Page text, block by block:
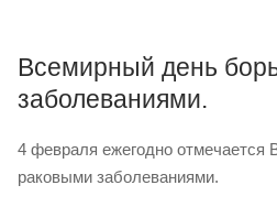
Всемирный день
заболеваниями.
4 февраля ежегодно
раковыми заболеваниями.